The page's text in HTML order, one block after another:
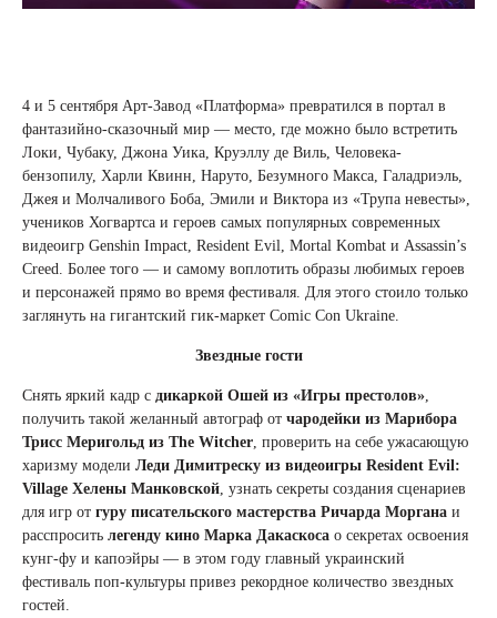
4 и 5 сентября Арт-Завод «Платформа» превратился в портал в
фантазийно-сказочный мир — место, где можно было встретить
Локи, Чубаку, Джона Уика, Круэллу де Виль, Человека-
бензопилу, Харли Квинн, Наруто, Безумного Макса, Галадриэль,
Джея и Молчаливого Боба, Эмили и Виктора из «Трупа невесты»,
учеников Хогвартса и героев самых популярных современных
видеоигр Genshin Impact, Resident Evil, Mortal Kombat и Assassin’s
Creed. Более того — и самому воплотить образы любимых героев
и персонажей прямо во время фестиваля. Для этого стоило только
заглянуть на гигантский гик-маркет Comic Con Ukraine.
Звездные гости
Снять яркий кадр с дикаркой Ошей из «Игры престолов»
получить такой желанный автограф от чародейки из Марибора
Трисс Меригольд из The Witcher , проверить на себе ужасающую
харизму модели Леди Димитреску из видеоигры Resident Evil:
Village Хелены Манковской , узнать секреты создания сценариев
для игр от гуру писательского мастерства Ричарда Моргана и
расспросить легенду кино Марка Дакаскоса о секретах освоения
кунг-фу и капоэйры — в этом году главный украинский
фестиваль поп-культуры привез рекордное количество звездных
гостей.